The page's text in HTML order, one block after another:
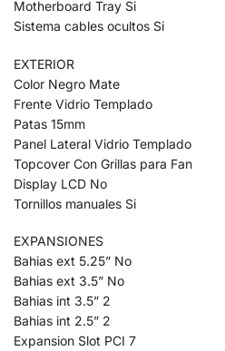
Motherboard Tray Si
Sistema cables ocultos Si
EXTERIOR
Color Negro Mate
Frente Vidrio Templado
Patas 15mm
Panel Lateral Vidrio Templado
Topcover Con Grillas para Fan
Display LCD No
Tornillos manuales Si
EXPANSIONES
Bahias ext 5.25” No
Bahias ext 3.5” No
Bahias int 3.5” 2
Bahias int 2.5” 2
Expansion Slot PCI 7